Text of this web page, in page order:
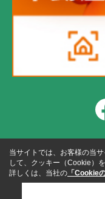
当サイトでは、お客様の当
して、クッキー（Cookie）
詳しくは、当社の 「Cookie